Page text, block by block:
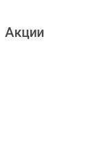
Акции